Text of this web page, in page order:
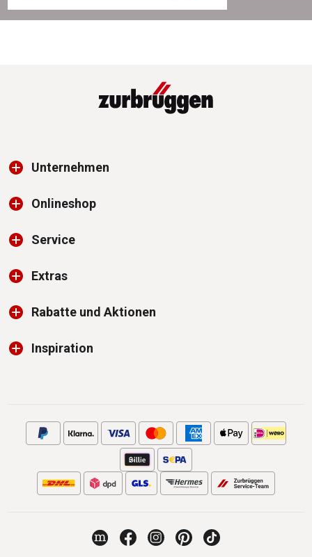
Unternehmen
Onlineshop
Service
Extras
Rabatte und Aktionen
Inspiration